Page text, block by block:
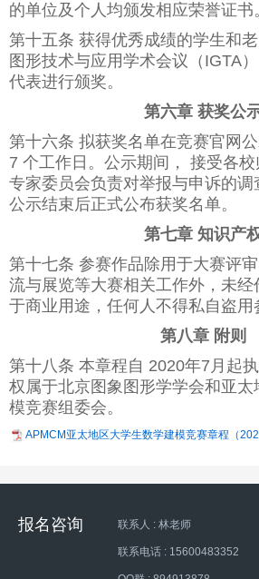
的单位及个人均颁发相应荣誉证书
第十五条 获得优秀成绩的学生和
图形技术与应用学术会议（IGTA
代表进行颁奖。
第六章 获奖公
第十六条 拟获奖名单在竞赛官网
7 个工作日。公示期间， 接受各校
专家委员会负责对举报与申诉的调
公示结束后正式公布获奖名单。
第七章 知识产
第十七条 参赛作品除用于大赛评
流与展览等大赛相关工作外，未经
于商业用途，任何人不得私自盗用
第八章 附则
第十八条 本章程自 2020年7月起
权属于北京图象图形学学会和亚太
模竞赛组委会。
APMCM亚太地区大学生数学建模竞赛章程（
报名咨询 联系人 : 林老师
联系电话 : 15600483352